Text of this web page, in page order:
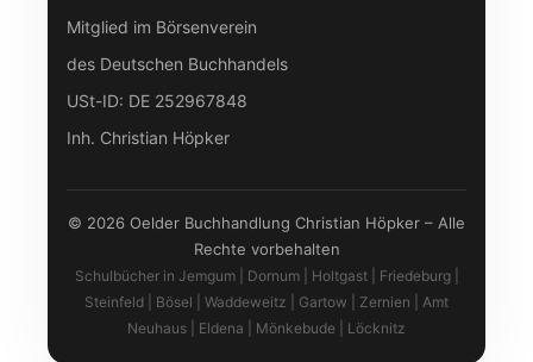
Mitglied im Börsenverein
des Deutschen Buchhandels
USt-ID: DE 252967848
Inh. Christian Höpker
© 2026 Oelder Buchhandlung Christian Höpker – Alle
Rechte vorbehalten
Schulbücher in Jemgum | Dornum | Holtgast | Friedeburg |
Steinfeld | Bösel | Waddeweitz | Gartow | Zernien | Amt
Neuhaus | Eldena | Mönkebude | Löcknitz